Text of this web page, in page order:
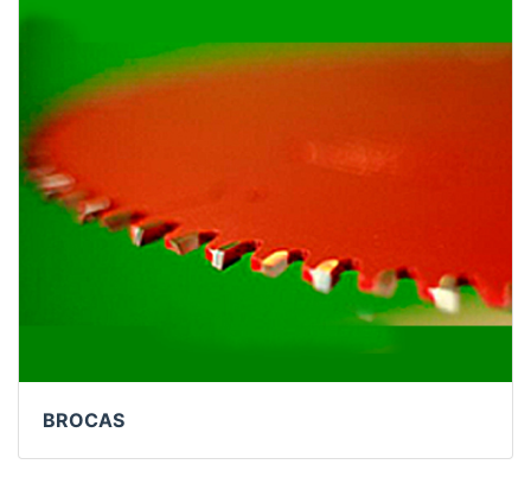
BROCAS